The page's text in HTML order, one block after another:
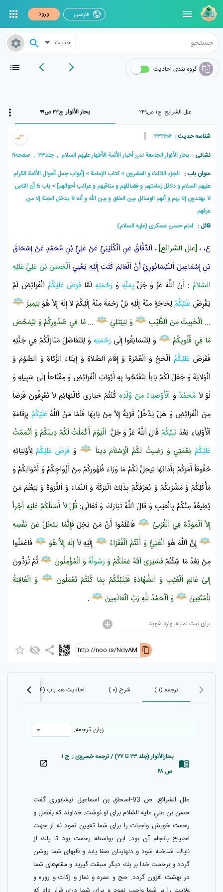
فارسی ورود
حدیث
گروه بندی احادیث
علل الشرایع ج۱ ص۲۴۹ بحار الأنوار ج۲۳ ص۹۹
شناسه حدیث : ۲۳۲۶۰۶ |
نشانی : بحار الأنوار الجامعة لدرر أخبار الأئمة الأطهار علیهم السلام , جلد۲۳ , صفحه۹۹
عنوان باب : الجزء الثالث و العشرون كتاب الإمامة
[أبواب جمل أحوال الأئمة الكرام
عليهم السلام و دلائل إمامتهم و فضائلهم و مناقبهم و غرائب أحوالهم]
باب 6 أن الناس
لا يهتدون إلا بهم و أنهم الوسائل بين الخلق و بين الله و أنه لا يدخل الجنة إلا من
عرفهم
قائل : امام حسن عسکری (علیه السلام)
ع، ، [علل الشرائع]، اَلدَّقَّاقُ عَنِ اَلْكُلَيْنِيِّ عَنْ عَلِيِّ بْنِ مُحَمَّدٍ عَنْ إِسْحَاقَ
بْنِ إِسْمَاعِيلَ اَلنَّيْسَابُورِيِّأَنَّ اَلْعَالِمَ كَتَبَ إِلَيْهِ يَعْنِي اَلْحَسَنَ بْنَ عَلِيٍّ عَلَيْهِ
السَّلاَمُ: أَنَّ اَللَّهَ عَزَّ وَ جَلَّ بِمَنِّهِ وَ رَحْمَتِهِ لَمَّا فَرَضَ عَلَيْكُمُ اَلْفَرَائِضَ لَمْ
يَفْرِضْ عَلَيْكُمْلِحَاجَةٍ مِنْهُ إِلَيْهِ بَلْ رَحْمَةً مِنْهُ إِلَيْكُمْ لاَ إِلَهَ إِلاَّ هُوَ لِيَمِيزَ
... اَلْخَبِيثَ مِنَ اَلطَّيِّبِ وَ لِيَبْتَلِيَ ...مٰا فِي صُدُورِكُمْ وَ لِيُمَحِّصَ
مٰا فِي قُلُوبِكُمْ
وَ لِتَتَسَابَقُوا إِلَى رَحْمَتِهِ وَ لِتَتَفَاضَلَ مَنَازِلُكُمْ فِي جَنَّتِهِ
فَفَرَضَعَلَيْكُمُ اَلْحَجَّ وَ اَلْعُمْرَةَ وَ إِقَامَ اَلصَّلاَةِ وَ إِيتَاءَ اَلزَّكَاةِ وَ اَلصَّوْمَ وَ
اَلْوَلاَيَةَ وَ جَعَلَ لَكُمْ بَاباً لِتَفْتَحُوا بِهِ أَبْوَابَ اَلْفَرَائِضِ وَ مِفْتَاحاً إِلَى سَبِيلِهِ وَ
لَوْ لاَ مُحَمَّدٌ وَ اَلْأَوْصِيَاءُ مِنْ وُلْدِهِ كُنْتُمْ حَيَارَى كَالْبَهَائِمِ لاَ تَعْرِفُونَ فَرْضاً
مِنَ اَلْفَرَائِضِ وَ هَلْ يَدْخُلُ قَرْيَةً إِلاَّ مِنْ بَابِهَا فَلَمَّا مَنَّ اَللَّهُعَلَيْكُمْ بِإِقَامَةِ
اَلْأَوْلِيَاءِ بَعْدَ نَبِيِّكُمْ قَالَ اَللَّهُ عَزَّ وَ جَلَّ: اَلْيَوْمَ أَكْمَلْتُ لَكُمْ دِينَكُمْ وَ أَتْمَمْتُ
عَلَيْكُمْنِعْمَتِي وَ رَضِيتُ لَكُمُ اَلْإِسْلاٰمَدِيناً وَ فَرَضَ عَلَيْكُمْ لِأَوْلِيَائِهِ
حُقُوقاً أَمَرَكُمْ بِأَدَائِهَا لِيَحِلَّ لَكُمْ مَا وَرَاءَ ظُهُورِكُمْ مِنْ أَزْوَاجِكُمْ وَ أَمْوَالِكُمْ وَ
مَأْكَلِكُمْ وَ مَشْرَبِكُمْ وَ يُعَرِّفَكُمْ بِذَلِكَ اَلْبَرَكَةَ وَ اَلنَّمَاءَ وَ اَلثَّرْوَةَ وَ لِيَعْلَمَ مَنْ
يُطِيعُهُ مِنْكُمْ بِالْغَيْبِ وَ قَالَ اَللَّهُ تَبَارَكَ وَ تَعَالَى: قُلْ لاٰ أَسْئَلُكُمْ عَلَيْهِ أَجْراً
إِلاَّ اَلْمَوَدَّةَ فِي اَلْقُرْبىٰ
فَاعْلَمُوا أَنَّ مَنْ بَخِلَفَإِنَّمٰا يَبْخَلُ عَنْ نَفْسِهِ
إِنَّ اَللَّهَ هُوَ اَلْغَنِيُّ وَ أَنْتُمُ اَلْفُقَرٰاءُ إِلَيْهِ لاٰ إِلٰهَ إِلاّٰ هُوَ
فَاعْمَلُوا
مِنْ بَعْدُ مَا شِئْتُمْفَسَيَرَى اَللّٰهُ عَمَلَكُمْ وَ رَسُولُهُوَ اَلْمُؤْمِنُونَ
ثُمَّ تُرَدُّونَ
إِلىٰ عٰالِمِ اَلْغَيْبِ وَ اَلشَّهٰادَةِ فَيُنَبِّئُكُمْ بِمٰا كُنْتُمْ تَعْمَلُونَ
وَ اَلْعٰاقِبَةُ
لِلْمُتَّقِينَ
وَ اَلْحَمْدُ لِلّٰهِ رَبِّ اَلْعٰالَمِينَ .
برای ثبت نمایه، وارد شوید
http://noo.rs/NdyAM
ترجمه (۱ ) شرح (۰ ) احادیث هم باب (۱۰۱۴)
زبان ترجمه:
بحارالأنوار (جلد ۲۳ تا ۲۷) / ترجمه خسروی ; ج ۱
ص ۶۸
علل الشرائع: ص 93-اسحاق بن اسماعيل نيشابورى گفت
حسن بن علي عليه السّلام براى او نوشت: خداوند كه بفضل و
رحمت خويش واجبات را براى شما تعيين نمود نه از جهت
احتياج بانجام آن بود. اين بواسطه رحمت بود تا پاك از
ناپاك شناخته شود و دلهايتان صفا يابد و قلبهاى شما روشن
گردد و برحمت خدا بر يك ديگر سبقت گيريد و مقام‌هاى شما
در بهشت افزون گردد. حج و عمره و نماز و زكات و روزه و